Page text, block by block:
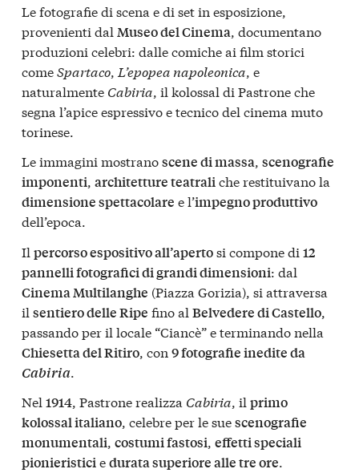
Lefotografie di scena e di setin esposizione,
provenienti dal Museo del Cinema , documentano
produzioni celebri: dallecomicheai film storici
comeSpartaco L’epopea napoleonica , e
naturalmente Cabiria , il kolossal di Pastrone che
segna l’apice espressivo e tecnico del cinema muto
torinese
Le immagini mostranoscene di massa, scenografie
imponenti, architetture teatraliche restituivano la
dimensione spettacolare e l’impegno produttivo
dell’epoca.
Il percorso espositivo all’apertosi compone di 12
pannelli fotografici di grandi dimensioni: dal
Cinema Multilanghe (Piazza Gorizia), si attraversa
il sentiero delle Ripe fino al Belvedere di Castello,
passando per il locale “Ciancè” e terminando nella
Chiesetta del Ritiro, con 9 fotografie inedite da
Cabiria.
Nel 1914, Pastrone realizza Cabiria, il primo
kolossal italiano, celebre per le suescenografie
monumentali, costumi fastosi, effetti speciali
pionieristiciedurata superiore alle tre ore.